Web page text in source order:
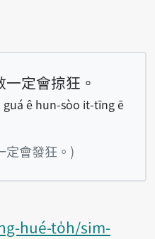
定會掠狂。
ê hun-sòo it-tīng ē
Má-mah khuànn-
定會發狂。)
hué-to̍h/sim-